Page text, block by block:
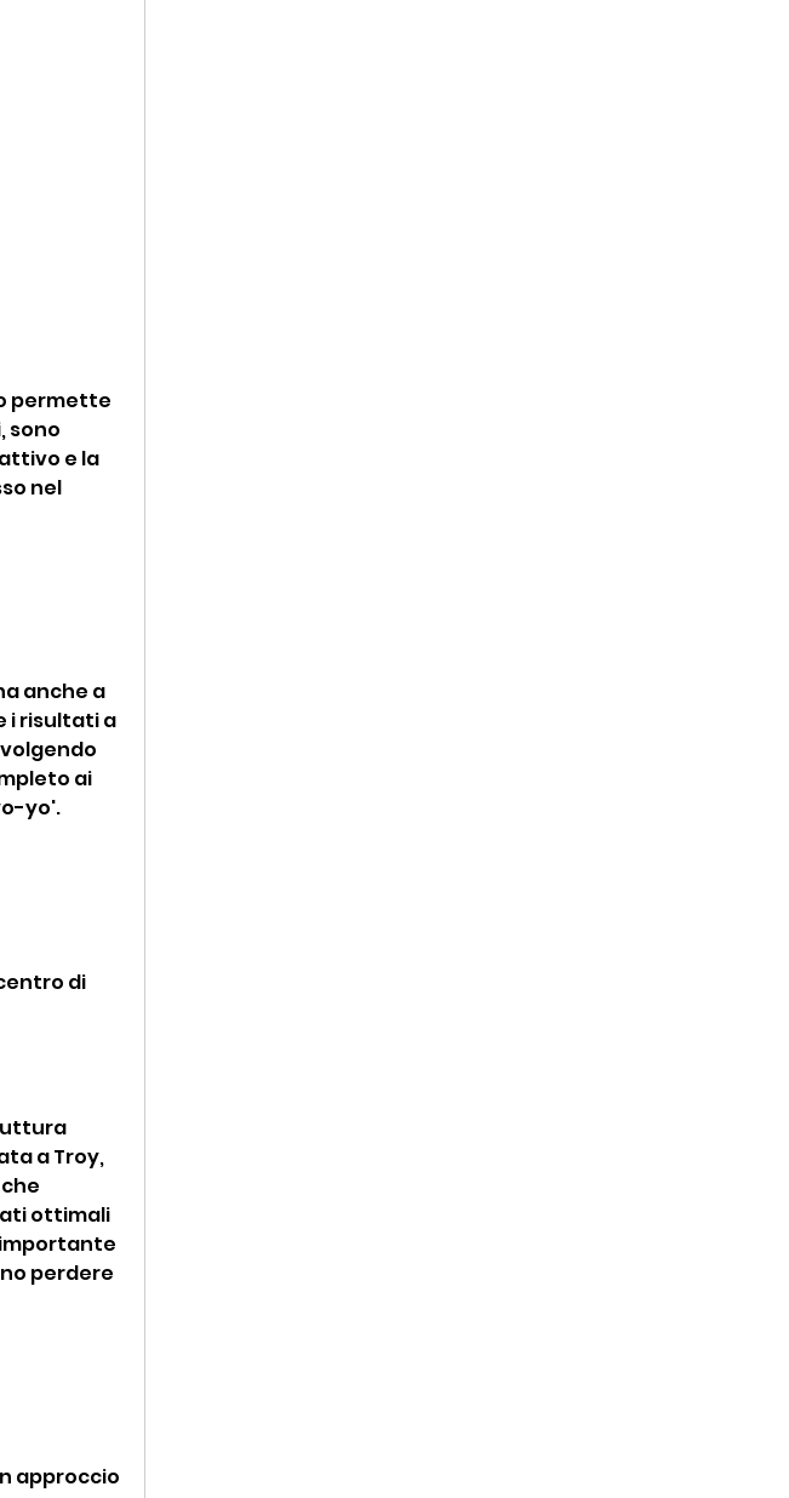
sono
e la
nel
anche a
i risultati a
ai
yo'.
di
a Troy,
ottimali
perdere
approccio